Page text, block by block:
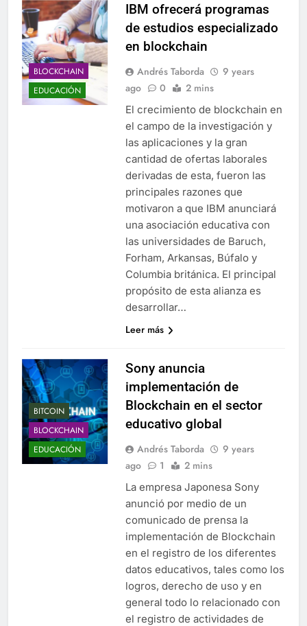
BLOCKCHAIN
EDUCACIÓN
IBM ofrecerá programas
de estudios especializado
en blockchain
Andrés Taborda
9 years
ago
0 2 mins
El crecimiento de blockchain en
el campo de la investigación y
las aplicaciones y la gran
cantidad de ofertas laborales
derivadas de esta, fueron las
principales razones que
motivaron a que IBM anunciará
una asociación educativa con
las universidades de Baruch,
Forham, Arkansas, Búfalo y
Columbia británica. El principal
propósito de esta alianza es
desarrollar…
Leer más
BITCOIN
BLOCKCHAIN
EDUCACIÓN
Sony anuncia
implementación de
Blockchain en el sector
educativo global
Andrés Taborda
9 years
ago
1 2 mins
La empresa Japonesa Sony
anunció por medio de un
comunicado de prensa la
implementación de Blockchain
en el registro de los diferentes
datos educativos, tales como los
logros, derecho de uso y en
general todo lo relacionado con
el registro de actividades de